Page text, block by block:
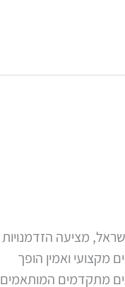
מציעה הזדמנויות
ואמין הופך
מתקדמים המותאמים